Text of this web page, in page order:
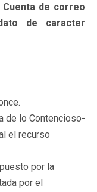
Cuenta de correo
de caracter
de lo Contencioso-
el recurso
por la
por el